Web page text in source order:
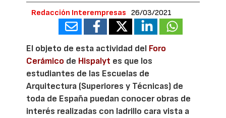
Redacción Interempresas 26/03/2021
El objeto de esta actividad del Foro
Cerámico de Hispalyt es que los
estudiantes de las Escuelas de
Arquitectura (Superiores y Técnicas) de
toda de España puedan conocer obras de
interés realizadas con ladrillo cara vista a